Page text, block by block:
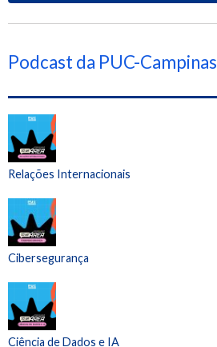
Podcast da PUC-Campinas
Relações Internacionais
Cibersegurança
Ciência de Dados e IA